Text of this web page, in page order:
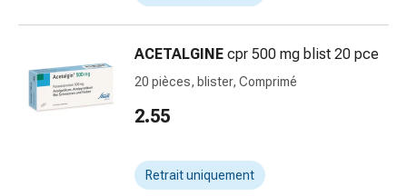
pansement
Brûlures
coups
de
soleil
changement
ACETALGINE cpr 500 mg blist 20 pce
20 pièces, blister, Comprimé
2.55
Retrait uniquement